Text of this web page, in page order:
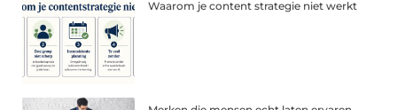
Waarom je content strategie niet werkt